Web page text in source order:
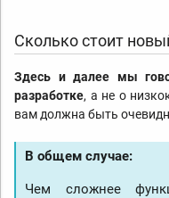
Сколько стоит
Здесь и далее мы
разработке, а не о
вам должна быть
В общем случае:
Чем сложнее функционал сайта, который вам